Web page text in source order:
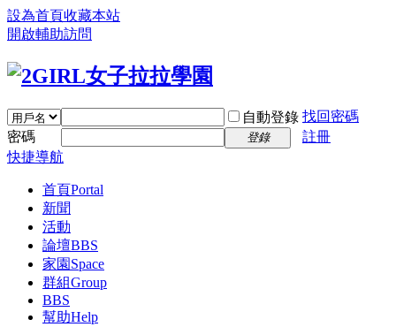
設為首頁收藏本站
開啟輔助訪問
自動登錄 找回密碼
密碼
登錄
註冊
快捷導航
首頁Portal
新聞
活動
論壇BBS
家園 Space
群組Group
BBS
幫助Help